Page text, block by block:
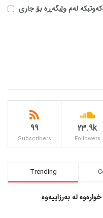
لەم وێبگەڕە بۆ جاری
23.9k
Followers
99
Subscribers
Trending
لە بەرزاییەوە